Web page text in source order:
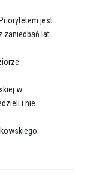
jest
zaniedbań lat
w
i nie